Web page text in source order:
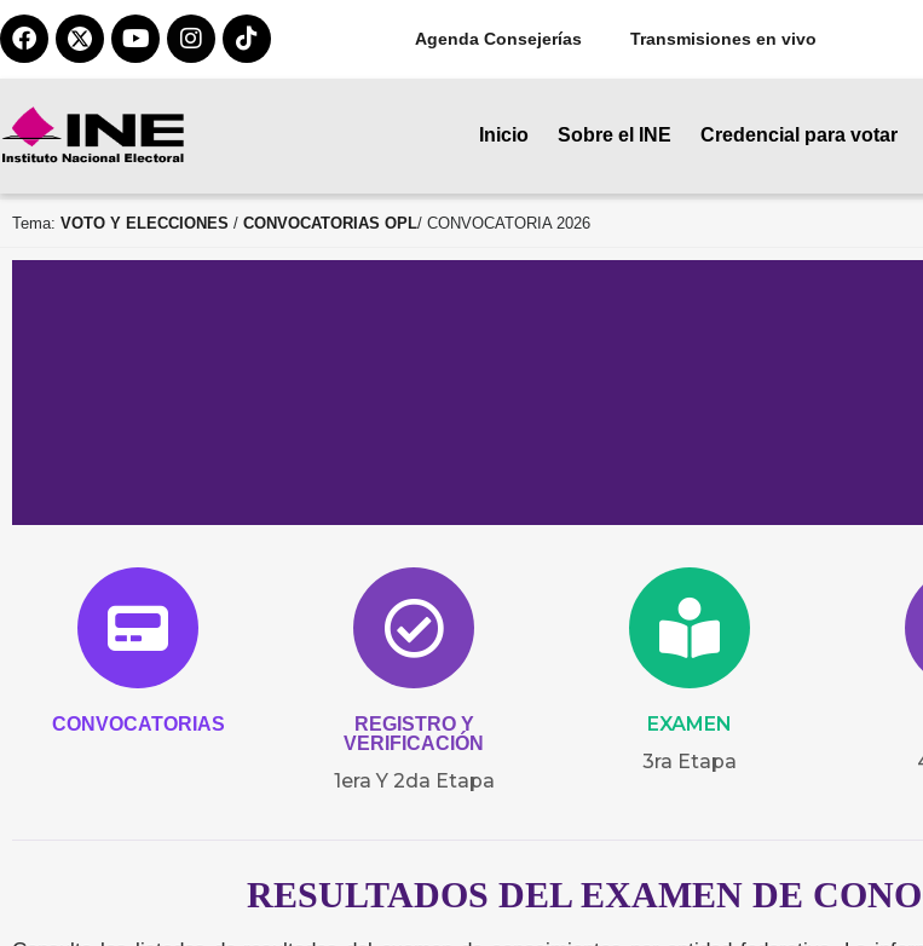
Agenda Consejerías Transmisiones en vivo
Inicio Sobre el INE Credencial para votar
Tema: VOTO Y ELECCIONES / CONVOCATORIAS OPL/ CONVOCATORIA 2026
Etapa
CONVOCATORIAS
REGISTRO Y
VERIFICACIÓN
1era Y 2da Etapa
EXAMEN
3ra Etapa
RESULTADOS DEL EXAMEN DE